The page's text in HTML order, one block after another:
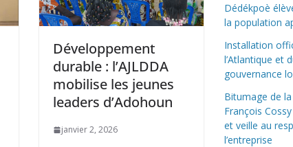
Développement
durable : l’AJLDDA
mobilise les jeunes
leaders d’Adohoun
janvier 2, 2026
Dédékpoè
la population
Installation
l’Atlantique et
gouvernance
Bitumage de
François
et veille au
l’entreprise